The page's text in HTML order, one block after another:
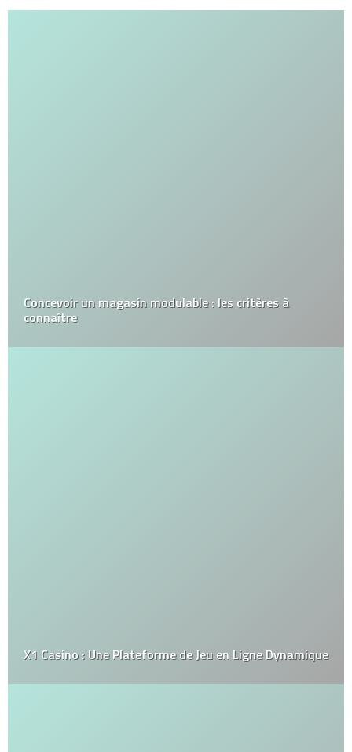
Concevoir un magasin modulable : les critères à
connaître
X1 Casino : Une Plateforme de Jeu en Ligne Dynamique